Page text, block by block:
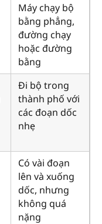
Máy chạy bộ
bằng phẳng,
đường chạy
hoặc đường
bằng
Đi bộ trong
thành phố với
các đoạn dốc
nhẹ
Có vài đoạn
lên và xuống
dốc, nhưng
không quá
nặng